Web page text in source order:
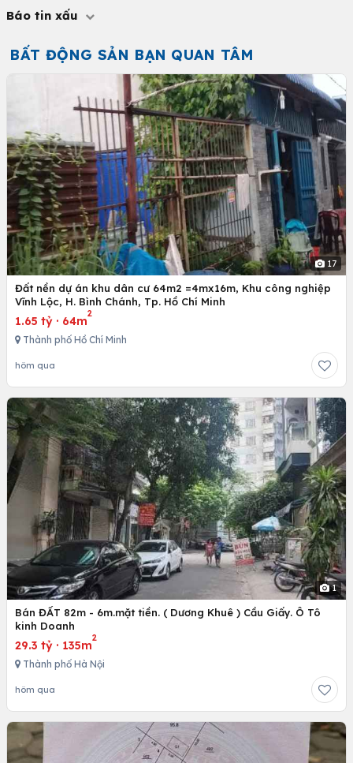
Báo tin xấu
BẤT ĐỘNG SẢN BẠN QUAN TÂM
17
Đất nền dự án khu dân cư 64m2 =4mx16m, Khu công nghiệp
Vĩnh Lộc, H. Bình Chánh, Tp. Hồ Chí Minh
1.65 tỷ · 64m
2
Thành phố Hồ Chí Minh
hôm qua
1
Bán ĐẤT 82m - 6m.mặt tiền. ( Dương Khuê ) Cầu Giấy. Ô Tô
kinh Doanh
29.3 tỷ · 135m
2
Thành phố Hà Nội
hôm qua